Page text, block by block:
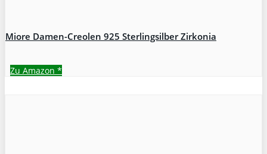
Miore Damen-Creolen 925 Sterlingsilber Zirkonia
Zu Amazon *